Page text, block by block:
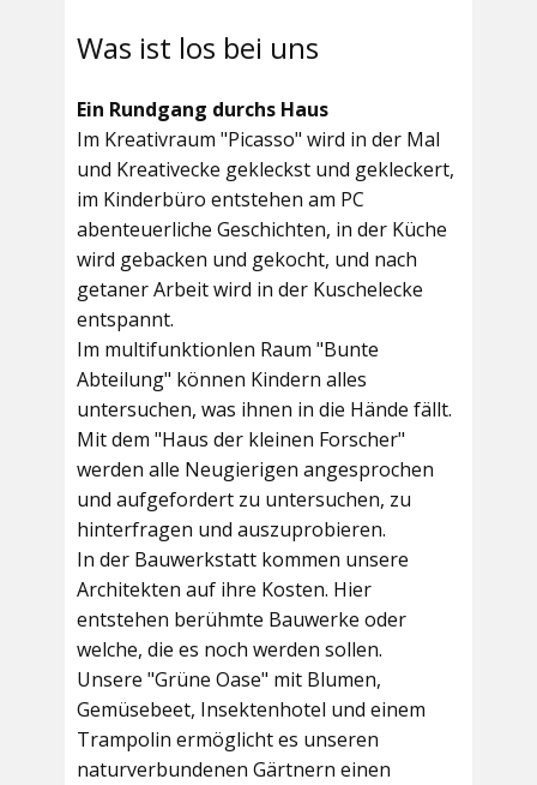
Was ist los bei uns
Ein Rundgang durchs Haus
Im Kreativraum "Picasso" wird in der Mal
und Kreativecke gekleckst und gekleckert,
im Kinderbüro entstehen am PC
abenteuerliche Geschichten, in der Küche
wird gebacken und gekocht, und nach
getaner Arbeit wird in der Kuschelecke
entspannt.
Im multifunktionlen Raum "Bunte
Abteilung" können Kindern alles
untersuchen, was ihnen in die Hände fällt.
Mit dem "Haus der kleinen Forscher"
werden alle Neugierigen angesprochen
und aufgefordert zu untersuchen, zu
hinterfragen und auszuprobieren.
In der Bauwerkstatt kommen unsere
Architekten auf ihre Kosten. Hier
entstehen berühmte Bauwerke oder
welche, die es noch werden sollen.
Unsere "Grüne Oase" mit Blumen,
Gemüsebeet, Insektenhotel und einem
Trampolin ermöglicht es unseren
naturverbundenen Gärtnern einen